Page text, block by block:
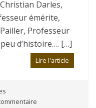
Darles,
émérite,
Professeur
d’histoire…. […]
Lire l'article